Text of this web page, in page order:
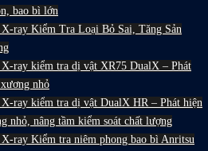
bao bì lớn
ray Kiểm Tra Loại Bỏ Sai, Tăng Sản
ray kiểm tra dị vật XR75 DualX – Phát
nhỏ
ray kiểm tra dị vật DualX HR – Phát hiện
nhỏ, nâng tầm kiểm soát chất lượng
ray Kiểm tra niêm phong bao bì Anritsu